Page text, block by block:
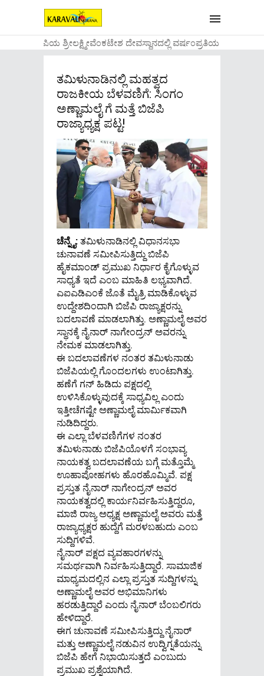
....ಉಡುಪಿಯ ಶ್ರೀಲಕ್ಷ್ಮೀವೆ೦ಕಟೇಶ ದೇವಸ್ಥಾನದಲ್ಲಿ ವರ್ಷ೦ಪ್ರತಿಯ ವಾಡಿಕೆಯ೦ತೆ
ತಮಿಳುನಾಡಿನಲ್ಲಿ ಮಹತ್ವದ
ರಾಜಕೀಯ ಬೆಳವಣಿಗೆ: ಸಿಂಗಂ
ಅಣ್ಣಾಮಲೈ ಗೆ ಮತ್ತೆ ಬಿಜೆಪಿ
ರಾಜ್ಯಾಧ್ಯಕ್ಷ ಪಟ್ಟ!
ಚೆನ್ನೈ:ತಮಿಳುನಾಡಿನಲ್ಲಿ ವಿಧಾನಸಭಾ
ಚುನಾವಣೆ ಸಮೀಪಿಸುತ್ತಿದ್ದು ಬಿಜೆಪಿ
ಹೈಕಮಾಂಡ್ ಪ್ರಮುಖ ನಿರ್ಧಾರ ಕೈಗೊಳ್ಳುವ
ಸಾಧ್ಯತೆ ಇದೆ ಎಂಬ ಮಾಹಿತಿ ಲಭ್ಯವಾಗಿದೆ.
ಎಐಎಡಿಎಂಕೆ ಜೊತೆ ಮೈತ್ರಿ ಮಾಡಿಕೊಳ್ಳುವ
ಉದ್ದೇಶದಿಂದಾಗಿ ಬಿಜೆಪಿ ರಾಜ್ಯಾಕ್ಷರನ್ನು
ಬದಲಾವಣೆ ಮಾಡಲಾಗಿತ್ತು. ಅಣ್ಣಾಮಲೈ ಅವರ
ಸ್ಥಾನಕ್ಕೆ ನೈನಾರ್ ನಾಗೇಂದ್ರನ್ ಅವರನ್ನು
ನೇಮಕ ಮಾಡಲಾಗಿತ್ತು.
ಈ ಬದಲಾವಣೆಗಳ ನಂತರ ತಮಿಳುನಾಡು
ಬಿಜೆಪಿಯಲ್ಲಿ ಗೊಂದಲಗಳು ಉಂಟಾಗಿತ್ತು.
ಹಣೆಗೆ ಗನ್ ಹಿಡಿದು ಪಕ್ಷದಲ್ಲಿ
ಉಳಿಸಿಕೊಳ್ಳುವುದಕ್ಕೆ ಸಾಧ್ಯವಿಲ್ಲ ಎಂದು
ಇತ್ತೀಚೆಗಷ್ಟೇ ಅಣ್ಣಾಮಲೈ ಮಾರ್ಮಿಕವಾಗಿ
ನುಡಿದಿದ್ದರು.
ಈ ಎಲ್ಲಾ ಬೆಳವಣಿಗೆಗಳ ನಂತರ
ತಮಿಳುನಾಡು ಬಿಜೆಪಿಯೊಳಗೆ ಸಂಭಾವ್ಯ
ನಾಯಕತ್ವ ಬದಲಾವಣೆಯ ಬಗ್ಗೆ ಮತ್ತೊಮ್ಮೆ
ಊಹಾಪೋಹಗಳು ಹೊರಹೊಮ್ಮಿವೆ. ಪಕ್ಷ
ಪ್ರಸ್ತುತ ನೈನಾರ್ ನಾಗೇಂದ್ರನ್ ಅವರ
ನಾಯಕತ್ವದಲ್ಲಿ ಕಾರ್ಯನಿರ್ವಹಿಸುತ್ತಿದ್ದರೂ,
ಮಾಜಿ ರಾಜ್ಯ ಅಧ್ಯಕ್ಷ ಅಣ್ಣಾಮಲೈ ಅವರು ಮತ್ತೆ
ರಾಜ್ಯಾಧ್ಯಕ್ಷರ ಹುದ್ದೆಗೆ ಮರಳಬಹುದು ಎಂಬ
ಸುದ್ದಿಗಳಿವೆ.
ನೈನಾರ್ ಪಕ್ಷದ ವ್ಯವಹಾರಗಳನ್ನು
ಸಮರ್ಥವಾಗಿ ನಿರ್ವಹಿಸುತ್ತಿದ್ದಾರೆ. ಸಾಮಾಜಿಕ
ಮಾಧ್ಯಮದಲ್ಲಿನ ಎಲ್ಲಾ ಪ್ರಸ್ತುತ ಸುದ್ದಿಗಳನ್ನು
ಅಣ್ಣಾಮಲೈ ಅವರ ಅಭಿಮಾನಿಗಳು
ಹರಡುತ್ತಿದ್ದಾರೆ ಎಂದು ನೈನಾರ್ ಬೆಂಬಲಿಗರು
ಹೇಳಿದ್ದಾರೆ.
ಈಗ ಚುನಾವಣೆ ಸಮೀಪಿಸುತ್ತಿದ್ದು ನೈನಾರ್
ಮತ್ತು ಅಣ್ಣಾಮಲೈ ನಡುವಿನ ಉದ್ವಿಗ್ನತೆಯನ್ನು
ಬಿಜೆಪಿ ಹೇಗೆ ನಿಭಾಯಿಸುತ್ತದೆ ಎಂಬುದು
ಪ್ರಮುಖ ಪ್ರಶ್ನೆಯಾಗಿದೆ.